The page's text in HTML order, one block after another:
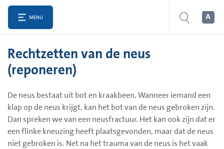
MENU
Rechtzetten van de neus
(reponeren)
De neus bestaat uit bot en kraakbeen. Wanneer iemand een
klap op de neus krijgt, kan het bot van de neus gebroken zijn.
Dan spreken we van een neusfractuur. Het kan ook zijn dat er
een flinke kneuzing heeft plaatsgevonden, maar dat de neus
niet gebroken is. Net na het trauma van de neus is het vaak